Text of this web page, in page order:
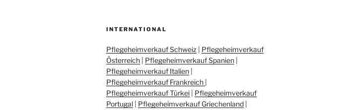
INTERNATIONAL
Pflegeheimverkauf Schweiz
Pflegeheimverkauf
Österreich
Pflegeheimverkauf Spanien
Pflegeheimverkauf Italien
Pflegeheimverkauf Frankreich
Pflegeheimverkauf Türkei
Pflegeheimverkauf
Portugal
Pflegeheimverkauf Griechenland